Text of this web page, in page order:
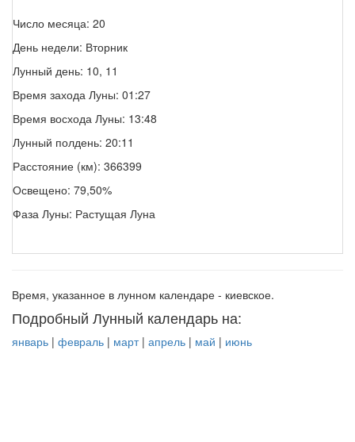
Число месяца: 20
День недели: Вторник
Лунный день: 10, 11
Время захода Луны: 01:27
Время восхода Луны: 13:48
Лунный полдень: 20:11
Расстояние (км): 366399
Освещено: 79,50%
Фаза Луны: Растущая Луна
Время, указанное в лунном календаре - киевское.
Подробный Лунный календарь на:
январь | февраль | март| апрель | май | июнь